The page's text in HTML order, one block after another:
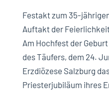
Festakt zum 35-
Auftakt der
Am Hochfest der
des Täufers, dem 24.
Erzdiözese Salzburg
Priesterjubiläum ihres